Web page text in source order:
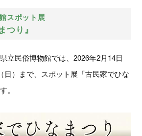
スポット展
つり』
立民俗博物館では、2026年2月14日
日）まで、スポット展「古民家でひな
。